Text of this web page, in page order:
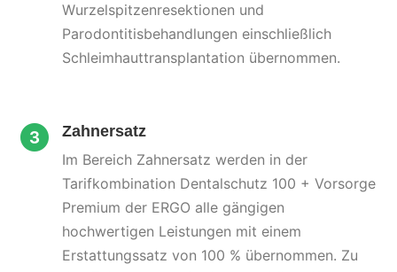
Wurzelspitzenresektionen und
Parodontitisbehandlungen einschließlich
Schleimhauttransplantation übernommen.
Zahnersatz
Im Bereich Zahnersatz werden in der
Tarifkombination Dentalschutz 100 + Vorsorge
Premium der ERGO alle gängigen
hochwertigen Leistungen mit einem
Erstattungssatz von 100 % übernommen. Zu